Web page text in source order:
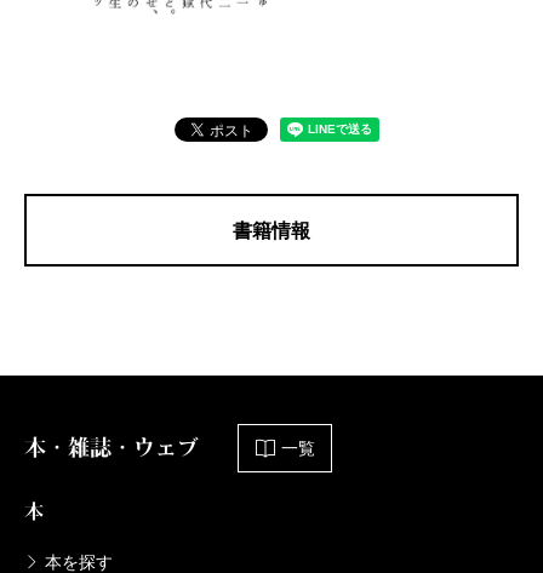
書籍情報
本・雑誌・ウェブ 一覧
本
本を探す